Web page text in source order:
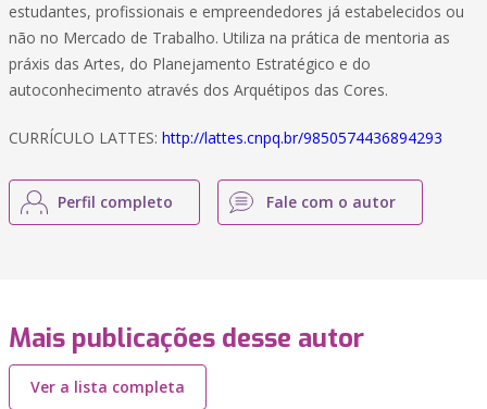
estudantes, profissionais e empreendedores já estabelecidos ou
não no Mercado de Trabalho. Utiliza na prática de mentoria as
práxis das Artes, do Planejamento Estratégico e do
autoconhecimento através dos Arquétipos das Cores.
CURRÍCULO LATTES: http://lattes.cnpq.br/9850574436894293
Perfil completo Fale com o autor
Mais publicações desse autor
Ver a lista completa